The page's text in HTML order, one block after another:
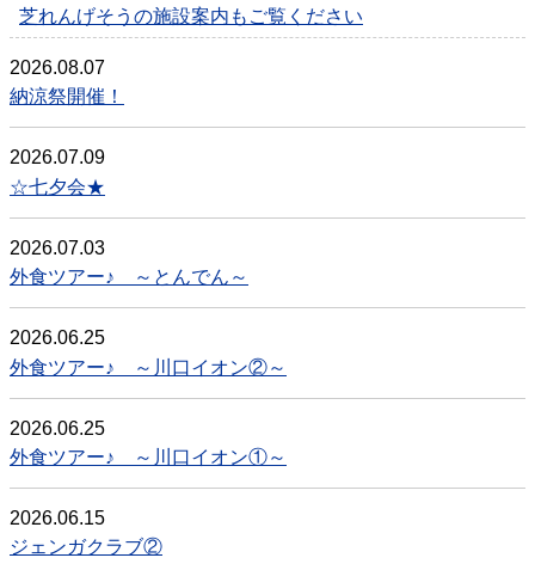
芝れんげそうの施設案内もご覧ください
2026.08.07
納涼祭開催！
2026.07.09
☆七夕会★
2026.07.03
外食ツアー♪ ～とんでん～
2026.06.25
外食ツアー♪ ～川口イオン②～
2026.06.25
外食ツアー♪ ～川口イオン①～
2026.06.15
ジェンガクラブ②